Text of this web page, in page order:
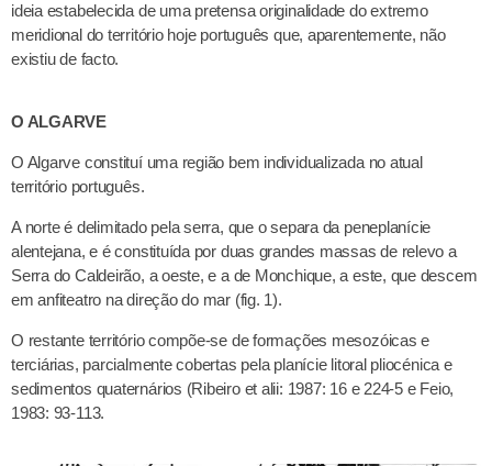
ideia estabelecida de uma pretensa originalidade do extremo
meridional do território hoje português que, aparentemente, não
existiu de facto.
O ALGARVE
O Algarve constituí uma região bem individualizada no atual
território português.
A norte é delimitado pela serra, que o separa da peneplanície
alentejana, e é constituída por duas grandes massas de relevo a
Serra do Caldeirão, a oeste, e a de Monchique, a este, que descem
em anfiteatro na direção do mar (fig. 1).
O restante território compõe-se de formações mesozóicas e
terciárias, parcialmente cobertas pela planície litoral pliocénica e
sedimentos quaternários (Ribeiro et alii: 1987: 16 e 224-5 e Feio,
1983: 93-113.